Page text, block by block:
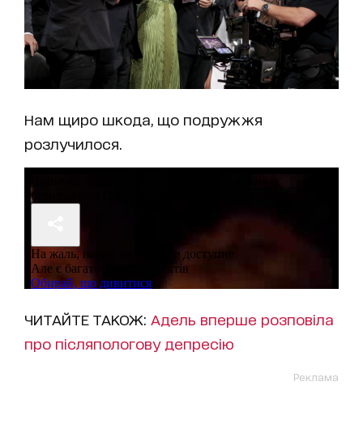
Нам щиро шкода, що подружжя
розлучилося.
ЧИТАЙТЕ ТАКОЖ: Адель вперше розповіла
про післяпологову депресію
Реклама